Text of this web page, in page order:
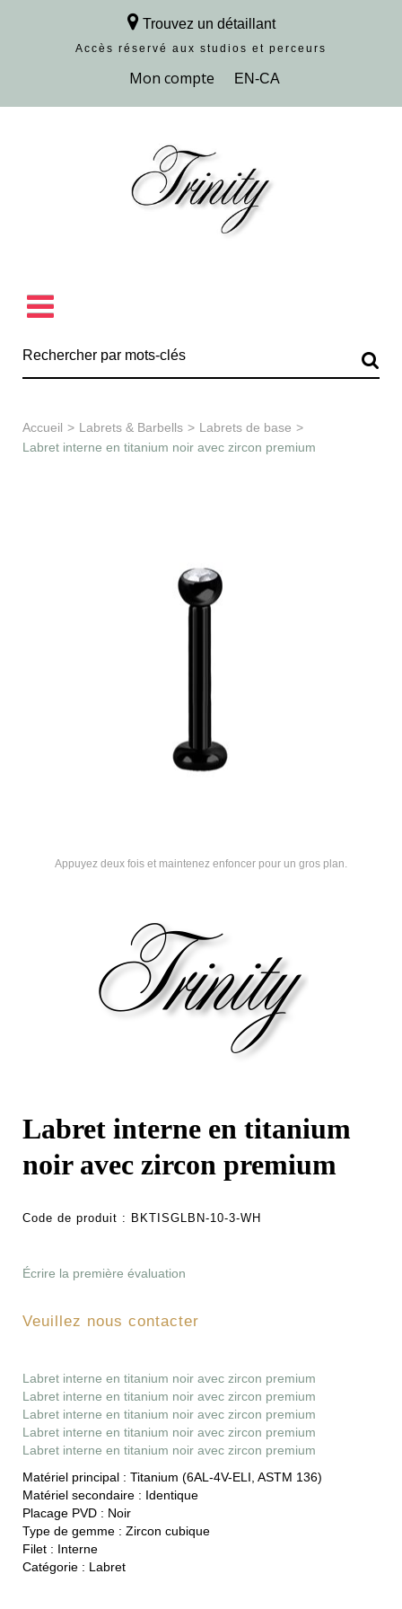
Trouvez un détaillant
Accès réservé aux studios et perceurs
Découvrir la collection
Accueil > Labrets & Barbells > Labrets de base >
Labret interne en titanium noir avec zircon premium
Appuyez deux fois et maintenez enfoncer pour un gros plan.
Labret interne en titanium
noir avec zircon premium
Code de produit : BKTISGLBN-10-3-WH
Écrire la première évaluation
Veuillez nous contacter
Labret interne en titanium noir avec zircon premium
Labret interne en titanium noir avec zircon premium
Labret interne en titanium noir avec zircon premium
Labret interne en titanium noir avec zircon premium
Labret interne en titanium noir avec zircon premium
Matériel principal : Titanium (6AL-4V-ELI, ASTM 136)
Matériel secondaire : Identique
Placage PVD : Noir
Type de gemme : Zircon cubique
Filet : Interne
Catégorie : Labret